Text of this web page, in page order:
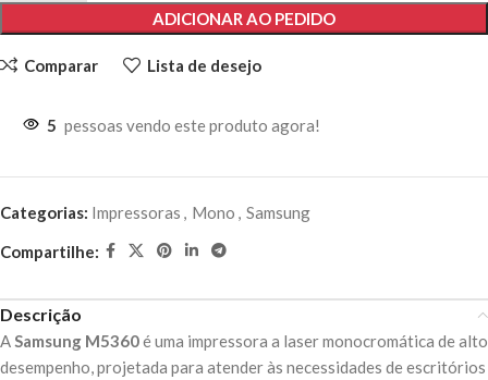
ADICIONAR AO PEDIDO
Comparar Lista de desejo
5 pessoas vendo este produto agora!
Categorias: Impressoras , Mono , Samsung
Compartilhe:
Descrição
ASamsung M5360é uma impressora a laser monocromática de alto
desempenho, projetada para atender às necessidades de escritórios